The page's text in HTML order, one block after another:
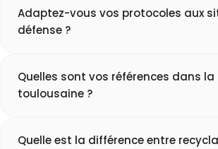
Adaptez-vous vos protocoles aux
défense ?
Quelles sont vos références dans la
toulousaine ?
Quelle est la différence entre